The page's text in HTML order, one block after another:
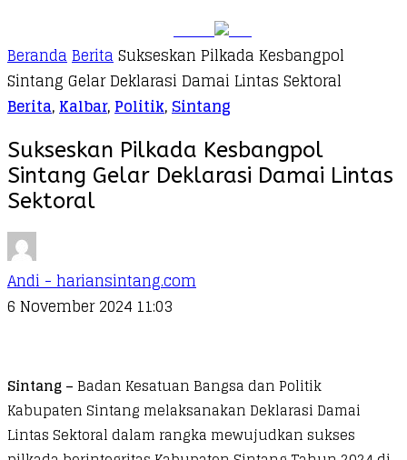
BerandaBeritaSukseskan Pilkada Kesbangpol
Sintang Gelar Deklarasi Damai Lintas Sektoral
Berita,Kalbar,Politik,Sintang
Sukseskan Pilkada Kesbangpol
Sintang Gelar Deklarasi Damai Lintas
Sektoral
Andi - hariansintang.com
6 November 2024 11:03
Sintang – Badan Kesatuan Bangsa dan Politik
Kabupaten Sintang melaksanakan Deklarasi Damai
Lintas Sektoral dalam rangka mewujudkan sukses